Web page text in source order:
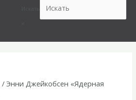
/ Энни Джейкобсен «Ядерная